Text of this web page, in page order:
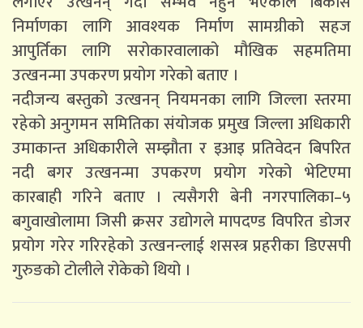
निर्माणका लागि आवश्यक निर्माण सामग्रीको सहज
आपुर्तिका लागि सरोकारवालाको मौखिक सहमतिमा
उत्खनन्मा उपकरण प्रयोग गरेको बताए ।
नदीजन्य बस्तुको उत्खनन् नियमनका लागि जिल्ला स्तरमा
रहेको अनुगमन समितिका संयोजक प्रमुख जिल्ला अधिकारी
उमाकान्त अधिकारीले सम्झौता र इआइ प्रतिवेदन बिपरित
नदी बगर उत्खनन्मा उपकरण प्रयोग गरेको भेटिएमा
कारबाही गरिने बताए । त्यसैगरी बेनी नगरपालिका–५
बगुवाखोलामा जिसी क्रसर उद्योगले मापदण्ड विपरित डोजर
प्रयोग गरेर गरिरहेको उत्खनन्लाई शसस्त्र प्रहरीका डिएसपी
गुरुङको टोलीले रोकेको थियो ।